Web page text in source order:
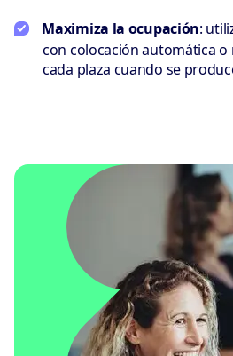
Maximiza la ocupación:
con colocación automática
cada plaza cuando se